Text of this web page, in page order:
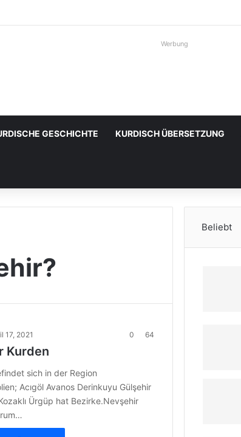
Werbung
GESCHICHTE KURDISCH ÜBERSETZUNG
17, 2021 0 64
Kurden
sich in der Region
Acıgöl Avanos Derinkuyu Gülşehir
Ürgüp hat Bezirke.Nevşehir
Beliebt